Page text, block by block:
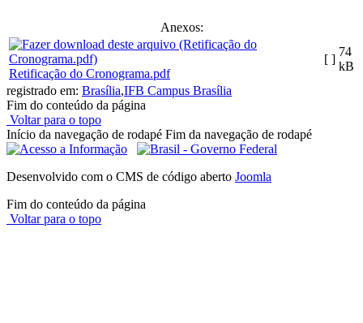
Anexos:
Retificação do Cronograma.pdf
[ ]
74
kB
registrado em: Brasília,IFB Campus Brasília
Fim do conteúdo da página
Voltar para o topo
Início da navegação de rodapé Fim da navegação de rodapé
Desenvolvido com o CMS de código aberto Joomla
Fim do conteúdo da página
Voltar para o topo